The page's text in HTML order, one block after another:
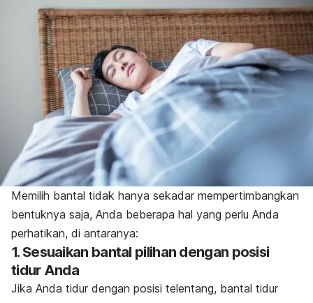
Memilih bantal tidak hanya sekadar mempertimbangkan
bentuknya saja, Anda beberapa hal yang perlu Anda
perhatikan, di antaranya:
1. Sesuaikan bantal pilihan dengan posisi
tidur Anda
Jika Anda tidur dengan posisi telentang, bantal tidur